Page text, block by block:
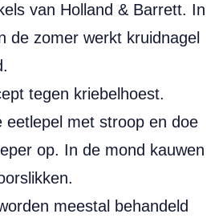
van Holland & Barrett. In
de zomer werkt kruidnagel
tegen kriebelhoest.
eetlepel met stroop en doe
op. In de mond kauwen
meestal behandeld